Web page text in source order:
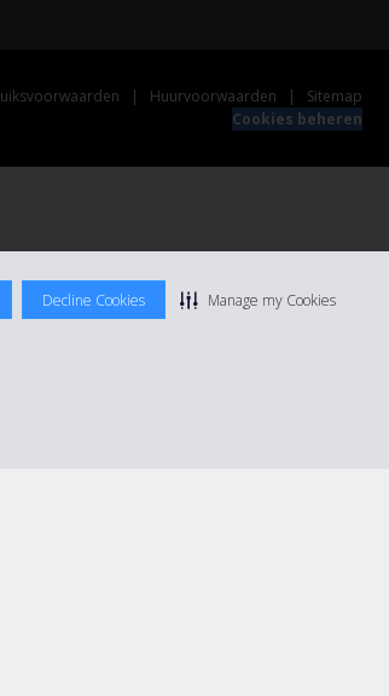
Decline Cookies Manage my Cookies
| Huurvoorwaarden |
Sitemap
Cookies beheren